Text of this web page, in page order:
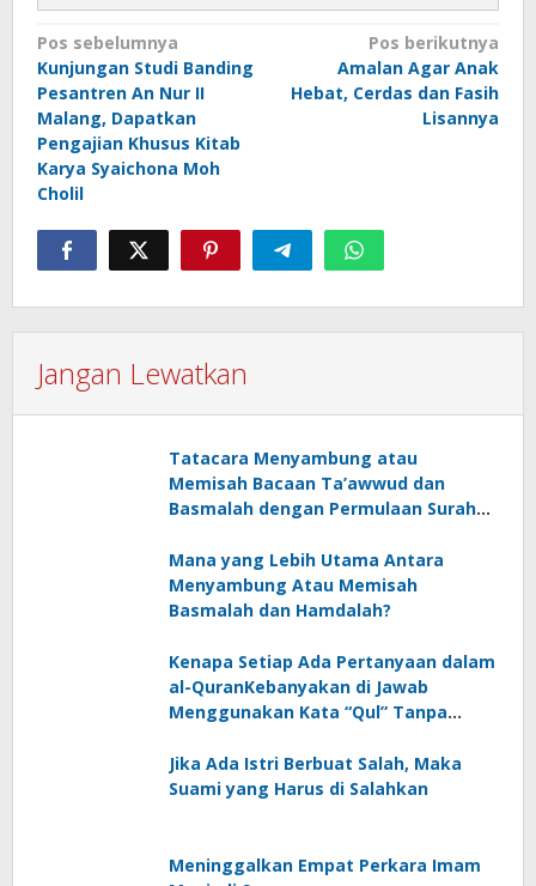
Navigasi
pos
Pos sebelumnya
Kunjungan Studi Banding
Pesantren An Nur II
Malang, Dapatkan
Pengajian Khusus Kitab
Karya Syaichona Moh
Cholil
Pos berikutnya
Amalan Agar Anak
Hebat, Cerdas dan Fasih
Lisannya
Jangan Lewatkan
Tatacara Menyambung atau
Memisah Bacaan Ta’awwud dan
Basmalah dengan Permulaan Surah
Mana yang Lebih Utama Antara
Menyambung Atau Memisah
Basmalah dan Hamdalah?
Kenapa Setiap Ada Pertanyaan dalam
al-QuranKebanyakan di Jawab
Menggunakan Kata “Qul” Tanpa
Jika Ada Istri Berbuat Salah, Maka
Suami yang Harus di Salahkan
Meninggalkan Empat Perkara Imam